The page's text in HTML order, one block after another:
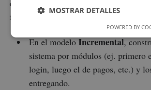
cuando puedes ir entregando pequeñas
funcionales?
En el modeloIncremental,
sistema por módulos (ej. primero
login, luego el de pagos, etc.) y
entregando.
MOSTRAR DETALLES
POWERED BY